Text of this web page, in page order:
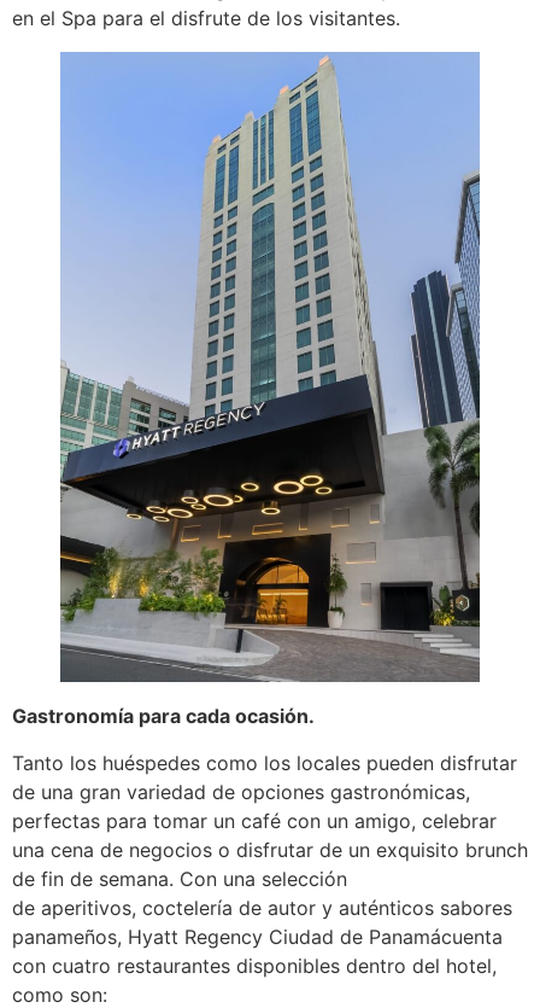
en el Spa para el disfrute de los visitantes.
Gastronomía para cada ocasión.
Tanto los huéspedes como los locales pueden disfrutar
de una gran variedad de opciones gastronómicas,
perfectas para tomar un café con un amigo, celebrar
una cena de negocios o disfrutar de un exquisito brunch
de fin de semana. Con una selección
de aperitivos, coctelería de autor y auténticos sabores
panameños, Hyatt Regency Ciudad de Panamácuenta
con cuatro restaurantes disponibles dentro del hotel,
como son: